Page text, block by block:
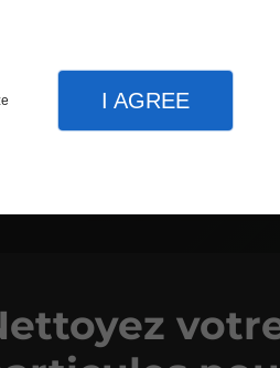
I AGREE